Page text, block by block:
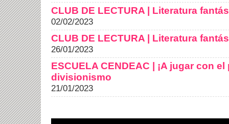
CLUB DE LECTURA | Literatura
02/02/2023
CLUB DE LECTURA | Literatura
26/01/2023
ESCUELA CENDEAC | ¡A jugar con
divisionismo
21/01/2023